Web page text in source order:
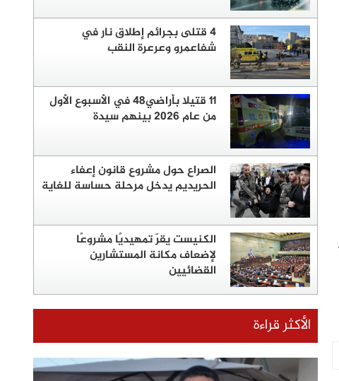
4 قتلى بجرائم إطلاق نار في
شفاعمرو وعرعرة النقب
11 قتيلا بأراضي48 في الأسبوع الأول
من عام 2026 بينهم سيدة
الصراع حول مشروع قانون إعفاء
الحريديم يدخل مرحلة حساسة للغاية
الكنيست يقرّ تمهيديًا مشروعًا
لإضعاف مكانة المستشارين
القضائيين
الأكثر قراءة